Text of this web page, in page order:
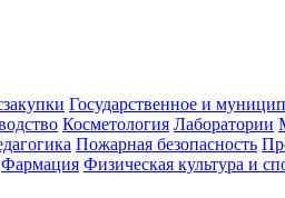
Государственное и
Косметология Лаборатории
Пожарная безопасность
Фармация Физическая культура и